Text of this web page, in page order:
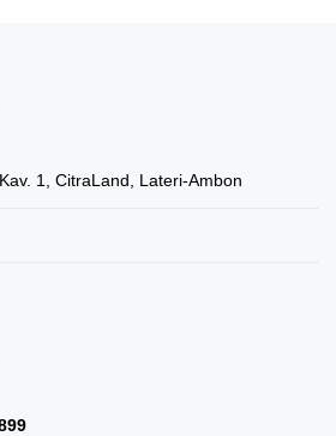
1, CitraLand, Lateri-Ambon